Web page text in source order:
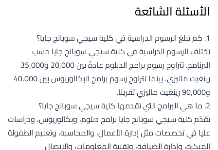
الأسئلة الشائعة
1. كم تبلغ الرسوم الدراسية في كلية سيجي سوبانج جايا؟
تختلف الرسوم الدراسية في كلية سيجي سوبانج جايا حسب
البرنامج. تتراوح رسوم برامج الدبلوم عادةً بين 20,000 و35,000
رينغيت ماليزي، بينما تتراوح رسوم برامج البكالوريوس بين 40,000
و90,000 رينغيت ماليزي تقريبًا.
2. ما هي البرامج التي تقدمها كلية سيجي سوبانج جايا؟
تقدّم كلية سيجي سوبانج جايا برامج دبلوم، وبكالوريوس، ودراسات
عليا في تخصصات مثل إدارة الأعمال، والمحاسبة، وتعليم الطفولة
المبكرة، وإدارة الضيافة، وتقنية المعلومات، والاتصال